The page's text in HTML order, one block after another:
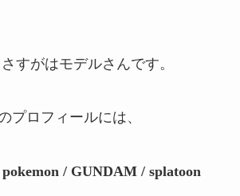
すがはモデルさんです。
プロフィールには、
/ GUNDAM / splatoon